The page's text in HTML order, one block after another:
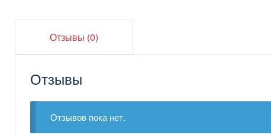
Отзывы (0)
Отзывы
Отзывов пока нет.